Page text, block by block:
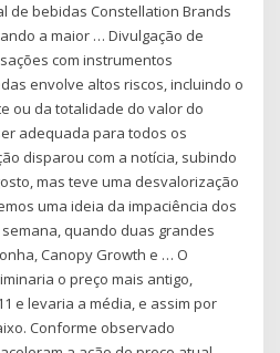
de bebidas Constellation Brands
a maior … Divulgação de
com instrumentos
envolve altos riscos, incluindo o
ou da totalidade do valor do
adequada para todos os
disparou com a notícia, subindo
mas teve uma desvalorização
uma ideia da impaciência dos
quando duas grandes
Canopy Growth e … O
o preço mais antigo,
e levaria a média, e assim por
Conforme observado